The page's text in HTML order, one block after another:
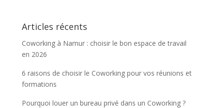
Articles récents
Coworking à Namur : choisir le bon espace de travail
en 2026
6 raisons de choisir le Coworking pour vos réunions et
formations
Pourquoi louer un bureau privé dans un Coworking ?